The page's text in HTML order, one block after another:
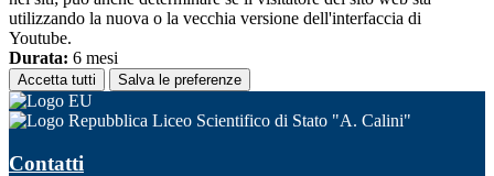
utilizzando la nuova o la vecchia versione dell'interfaccia di
Youtube.
Durata: 6 mesi
Accetta tutti Salva le preferenze
Liceo Scientifico di Stato "A. Calini"
Contatti